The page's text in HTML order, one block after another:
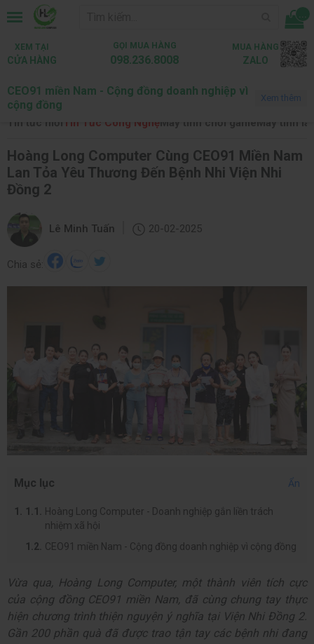
...
XEM TẠI
CỬA HÀNG
GỌI MUA HÀNG
098.236.8008
MUA HÀNG
ZALO
Trang chủ Tin tức Tin Tức Công Nghệ
Tin tức mới Tin Tức Công NghệMáy tính chơi gameMáy tính
Hoàng Long Computer Cùng CEO91 Miền Nam
Lan Tỏa Yêu Thương Đến Bệnh Nhi Viện Nhi
Đồng 2
Lê Minh Tuấn 20-02-2025
Chia sẻ:
Mục lục Ẩn
Hoàng Long Computer - Doanh nghiệp gắn liền trách
nhiệm xã hội
CEO91 miền Nam - Cộng đồng doanh nghiệp vì cộng đồng
CEO91 miền Nam - Cộng đồng doanh nghiệp vì
cộng đồng
Xem thêm
Vừa qua, Hoàng Long Computer, một thành viên tích cực
của cộng đồng CEO91 miền Nam, đã cùng chung tay thực
hiện chương trình thiện nguyện ý nghĩa tại Viện Nhi Đồng 2.
Gần 200 phần quà đã được trao tận tay các bệnh nhi đang